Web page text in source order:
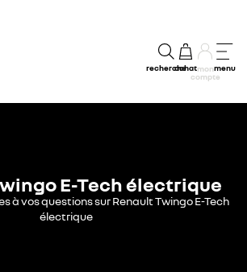
rechercheachatmon
compte
menu
E-Tech électrique
à vos questions sur Renault Twingo E-Tech
électrique